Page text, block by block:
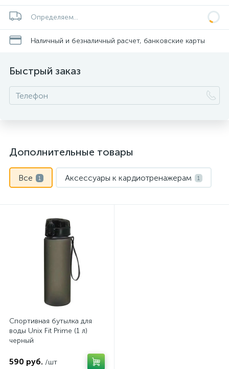
Определяем...
Наличный и безналичный расчет, банковские карты
Быстрый заказ
Дополнительные товары
Все 1 Аксессуары к кардиотренажерам 1
Спортивная бутылка для
воды Unix Fit Prime (1 л)
черный
590 руб. /шт